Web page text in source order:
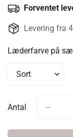
Forventet
Levering fra
Læderfarve på
Antal